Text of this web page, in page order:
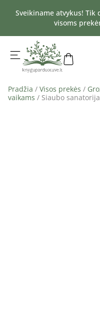
Sveikiname atvykus! Tik
visoms
Pradžia / Visos prekės /
vaikams / Siaubo sanatorija